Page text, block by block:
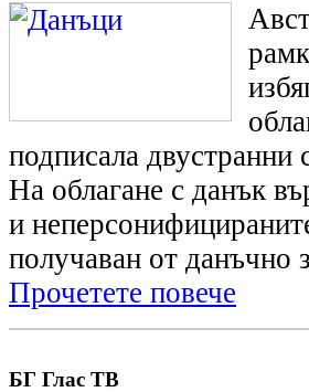
подписала
На облагане с данък
и
получаван от данъчно
Прочетете повече
БГ Глас ТВ